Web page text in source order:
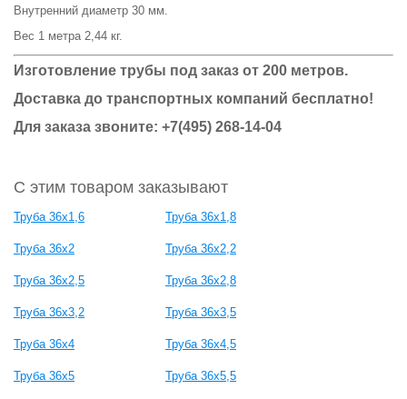
Внутренний диаметр 30 мм.
Вес 1 метра 2,44 кг.
Изготовление трубы под заказ от 200 метров.
Доставка до транспортных компаний бесплатно!
Для заказа звоните: +7(495) 268-14-04
С этим товаром заказывают
Труба 36x1,6 Труба 36x1,8
Труба 36x2 Труба 36x2,2
Труба 36x2,5 Труба 36x2,8
Труба 36x3,2 Труба 36x3,5
Труба 36x4 Труба 36x4,5
Труба 36x5 Труба 36x5,5